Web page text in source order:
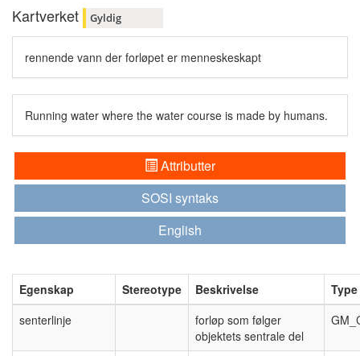
Kartverket Gyldig
rennende vann der forløpet er menneskeskapt
Running water where the water course is made by humans.
Attributter
SOSI syntaks
English
Egenskap Stereotype Beskrivelse
Type
senterlinje
forløp som følger
objektets sentrale del